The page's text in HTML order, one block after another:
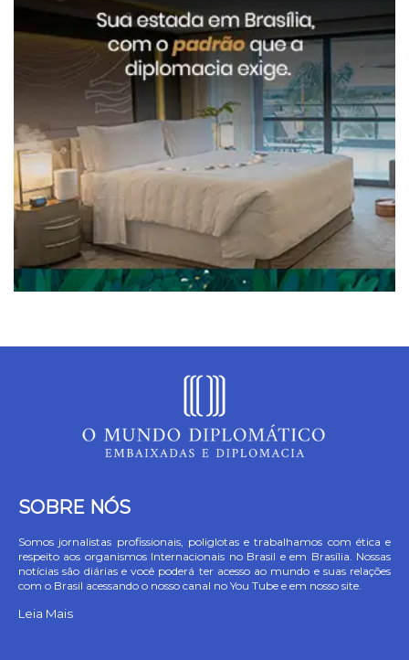
SOBRE NÓS
Somos jornalistas profissionais, poliglotas e trabalhamos com ética e
respeito aos organismos Internacionais no Brasil e em Brasília. Nossas
notícias são diárias e você poderá ter acesso ao mundo e suas relações
com o Brasil acessando o nosso canal no You Tube e em nosso site.
Leia Mais